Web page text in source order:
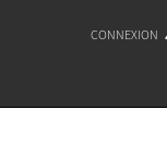
CONNEXION